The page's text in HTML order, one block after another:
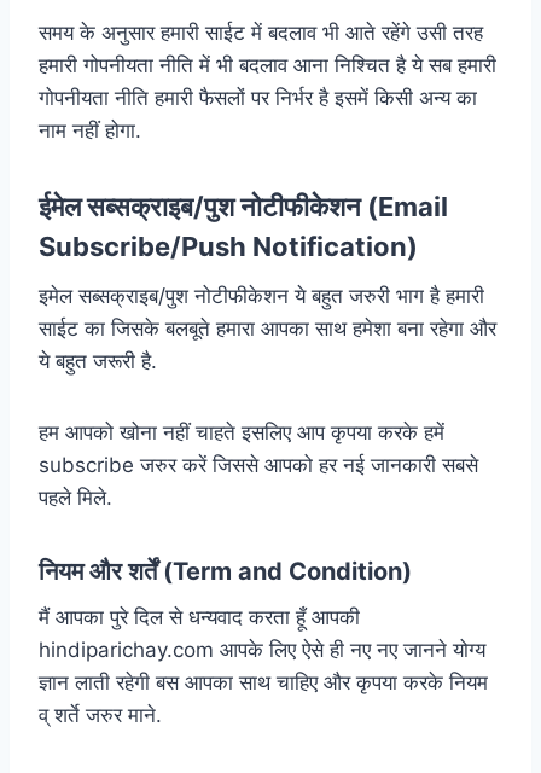
समय के अनुसार हमारी साईट में बदलाव भी आते रहेंगे उसी तरह
हमारी गोपनीयता नीति में भी बदलाव आना निश्चित है ये सब हमारी
गोपनीयता नीति हमारी फैसलों पर निर्भर है इसमें किसी अन्य का
नाम नहीं होगा.
ईमेल सब्सक्राइब/पुश नोटीफीकेशन (Email
Subscribe/Push Notification)
इमेल सब्सक्राइब/पुश नोटीफीकेशन ये बहुत जरुरी भाग है हमारी
साईट का जिसके बलबूते हमारा आपका साथ हमेशा बना रहेगा और
ये बहुत जरूरी है.
हम आपको खोना नहीं चाहते इसलिए आप कृपया करके हमें
subscribe जरुर करें जिससे आपको हर नई जानकारी सबसे
पहले मिले.
नियम और शर्तें (Term and Condition)
मैं आपका पुरे दिल से धन्यवाद करता हूँ आपकी
hindiparichay.com आपके लिए ऐसे ही नए नए जानने योग्य
ज्ञान लाती रहेगी बस आपका साथ चाहिए और कृपया करके नियम
व् शर्ते जरुर माने.